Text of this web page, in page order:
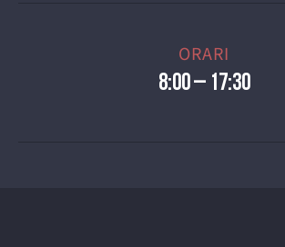
ORARI
8:00 – 17:30